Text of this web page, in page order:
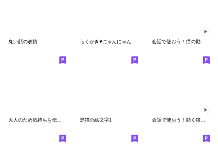
丸い顔の表情 らくがき♥にゃんにゃん 会話で使おう！猫の動く絵文字！
大人のため気持ちを伝えるラブ絵文字 黒猫の絵文字1 会話で使おう！動く猫の絵文字=^_^=